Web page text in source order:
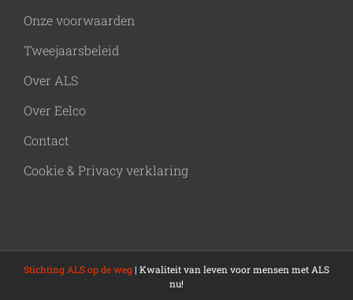
Onze voorwaarden
Tweejaarsbeleid
Over ALS
Over Eelco
Contact
Cookie & Privacy verklaring
Stichting ALS op de weg| Kwaliteit van leven voor mensen met ALS
nu!